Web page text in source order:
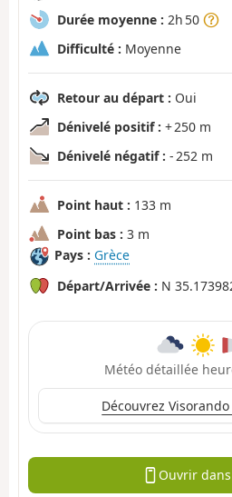
Durée moyenne : 2h 50
Difficulté : Moyenne
Retour au départ : Oui
Dénivelé positif : + 250 m
Dénivelé négatif : - 252 m
Point haut : 133 m
Point bas : 3 m
Pays : Grèce
Départ/Arrivée : N
Météo détaillée
Découvrez
Ouvrir